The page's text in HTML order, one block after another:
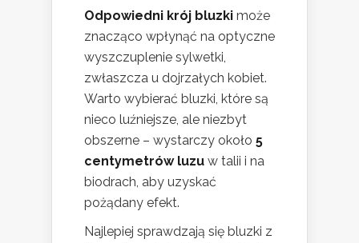
Odpowiedni krój bluzki może
znacząco wpłynąć na optyczne
wyszczuplenie sylwetki,
zwłaszcza u dojrzałych kobiet.
Warto wybierać bluzki, które są
nieco luźniejsze, ale niezbyt
obszerne – wystarczy około 5
centymetrów luzu w talii i na
biodrach, aby uzyskać
pożądany efekt.
Najlepiej sprawdzają się bluzki z